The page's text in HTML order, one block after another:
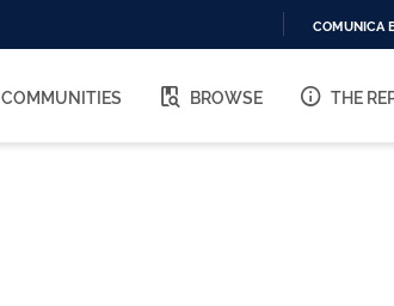
O
COMUNICA
COMMUNITIES BROWSE THE